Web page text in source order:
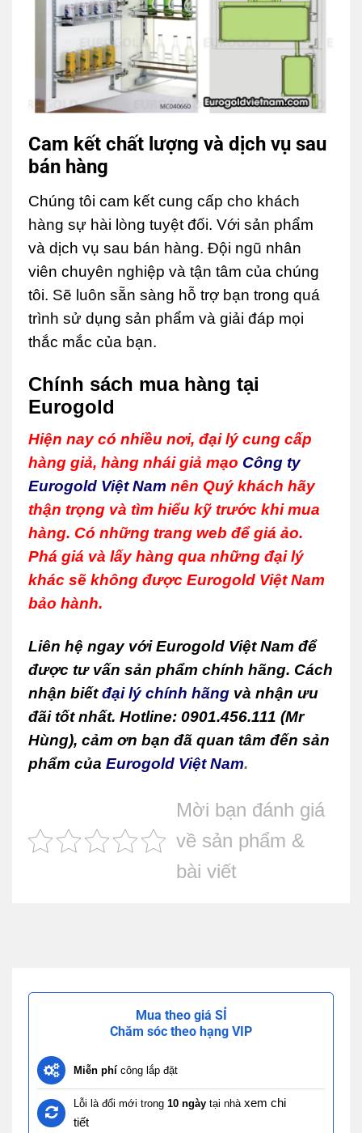
Cam kết chất lượng và dịch vụ sau
bán hàng
Chúng tôi cam kết cung cấp cho khách
hàng sự hài lòng tuyệt đối. Với sản phẩm
và dịch vụ sau bán hàng. Đội ngũ nhân
viên chuyên nghiệp và tận tâm của chúng
tôi. Sẽ luôn sẵn sàng hỗ trợ bạn trong quá
trình sử dụng sản phẩm và giải đáp mọi
thắc mắc của bạn.
Chính sách mua hàng tại
Eurogold
Hiện nay có nhiều nơi, đại lý cung cấp
hàng giả, hàng nhái giả mạo Công ty
Eurogold Việt Nam nên Quý khách hãy
thận trọng và tìm hiểu kỹ trước khi mua
hàng. Có những trang web để giá ảo.
Phá giá và lấy hàng qua những đại lý
khác sẽ không được Eurogold Việt Nam
bảo hành.
Liên hệ ngay với Eurogold Việt Nam để
được tư vấn sản phẩm chính hãng. Cách
nhận biết đại lý chính hãng và nhận ưu
đãi tốt nhất. Hotline: 0901.456.111 (Mr
Hùng), cảm ơn bạn đã quan tâm đến sản
phẩm của Eurogold Việt Nam.
Mời bạn đánh giá
về sản phẩm &
bài viết
Mua theo giá SỈ
Chăm sóc theo hạng VIP
Miễn phí công lắp đặt
Lỗi là đổi mới trong 10 ngày tại nhà xem chi
tiết